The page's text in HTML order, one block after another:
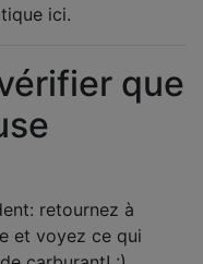
ici.
que
retournez à
et voyez ce qui